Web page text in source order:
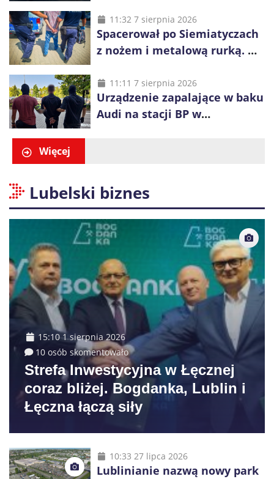
z wody
11:32 7 sierpnia 2026
Spacerował po Siemiatyczach
z nożem i metalową rurką. W
alkohol i perfumy
11:11 7 sierpnia 2026
Urządzenie zapalające w baku
Audi na stacji BP w
Więcej
Lubelski biznes
15:10 1 sierpnia 2026
10 osób skomentowało
Strefa Inwestycyjna w Łęcznej
coraz bliżej. Bogdanka, Lublin i
Łęczna łączą siły
10:33 27 lipca 2026
Lublinianie nazwą nowy park